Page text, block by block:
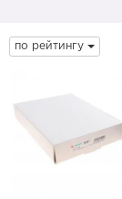
по рейтингу